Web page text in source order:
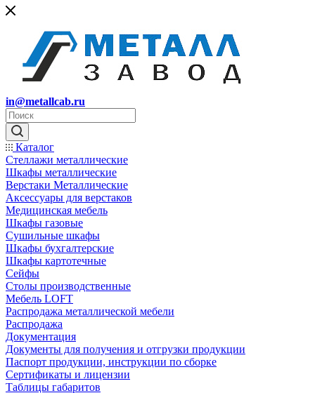
in@metallcab.ru
Каталог
Стеллажи металлические
Шкафы металлические
Верстаки Металлические
Аксессуары для верстаков
Медицинская мебель
Шкафы газовые
Сушильные шкафы
Шкафы бухгалтерские
Шкафы картотечные
Сейфы
Столы производственные
Мебель LOFT
Распродажа металлической мебели
Распродажа
Документация
Документы для получения и отгрузки продукции
Паспорт продукции, инструкции по сборке
Сертификаты и лицензии
Таблицы габаритов